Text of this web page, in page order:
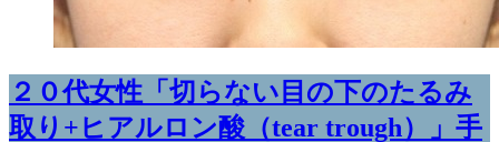
２０代女性「切らない目の下のたるみ
取り+ヒアルロン酸（tear trough）」手